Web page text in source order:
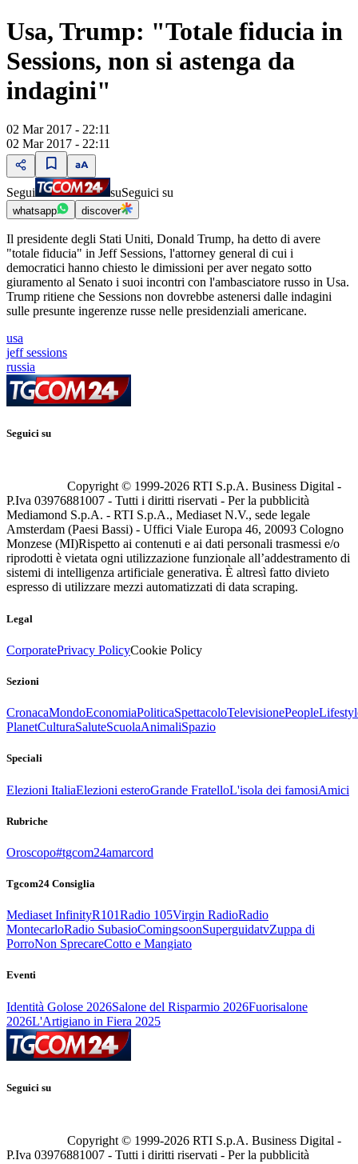
Usa, Trump: "Totale fiducia in
Sessions, non si astenga da
indagini"
02 Mar 2017 - 22:11
02 Mar 2017 - 22:11
Segui suSeguici su
whatsapp discover
Il presidente degli Stati Uniti, Donald Trump, ha detto di avere
"totale fiducia" in Jeff Sessions, l'attorney general di cui i
democratici hanno chiesto le dimissioni per aver negato sotto
giuramento al Senato i suoi incontri con l'ambasciatore russo in Usa.
Trump ritiene che Sessions non dovrebbe astenersi dalle indagini
sulle presunte ingerenze russe nelle presidenziali americane.
usa
jeff sessions
russia
Seguici su
Copyright © 1999-2026 RTI S.p.A. Business Digital -
P.Iva 03976881007 - Tutti i diritti riservati - Per la pubblicità
Mediamond S.p.A. - RTI S.p.A., Mediaset N.V., sede legale
Amsterdam (Paesi Bassi) - Uffici Viale Europa 46, 20093 Cologno
Monzese (MI)Rispetto ai contenuti e ai dati personali trasmessi e/o
riprodotti è vietata ogni utilizzazione funzionale all’addestramento di
sistemi di intelligenza artificiale generativa. È altresì fatto divieto
espresso di utilizzare mezzi automatizzati di data scraping.
Legal
CorporatePrivacy PolicyCookie Policy
Sezioni
CronacaMondoEconomiaPoliticaSpettacoloTelevisionePeople
PlanetCulturaSaluteScuolaAnimaliSpazio
Speciali
Elezioni ItaliaElezioni esteroGrande FratelloL'isola dei famosiAmici
Rubriche
Oroscopo#tgcom24amarcord
Tgcom24 Consiglia
Mediaset InfinityR101Radio 105Virgin RadioRadio
MontecarloRadio SubasioComingsoonSuperguidatvZuppa di
PorroNon SprecareCotto e Mangiato
Eventi
Identità Golose 2026Salone del Risparmio 2026Fuorisalone
2026L'Artigiano in Fiera 2025
Seguici su
Copyright © 1999-2026 RTI S.p.A. Business Digital -
P.Iva 03976881007 - Tutti i diritti riservati - Per la pubblicità